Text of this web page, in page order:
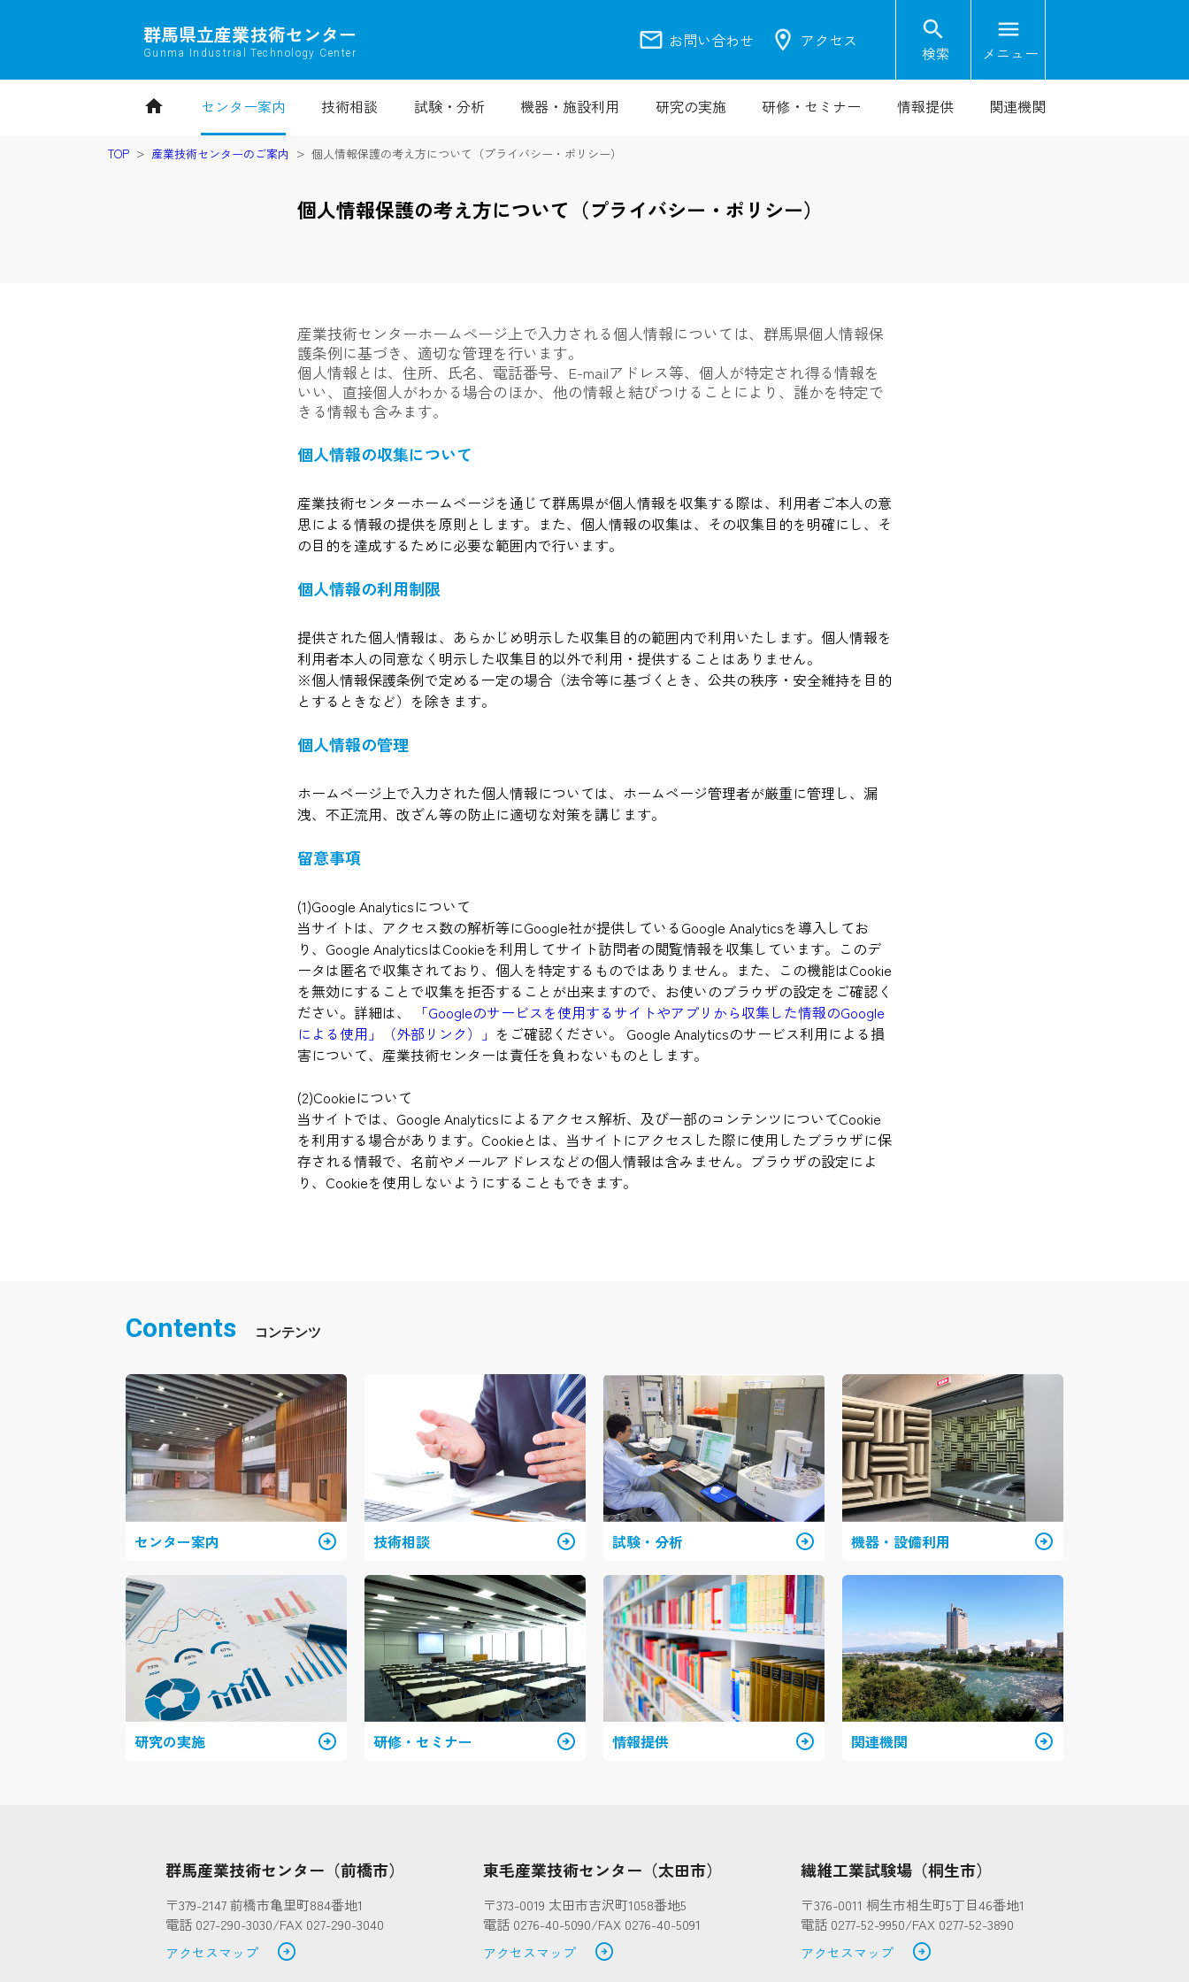
群馬県立産業技術センター
Gunma Industrial Technology Center mail お問い合わせ location_on アクセス search
検索
menu
メニュー
home センター案内 技術相談 試験・分析 機器・施設利用 研究の実施 研修・セミナー 情報提供 関連機関
TOP 産業技術センターのご案内 個人情報保護の考え方について（プライバシー・ポリシー）
個人情報保護の考え方について（プライバシー・ポリシー）
産業技術センターホームページ上で入力される個人情報については、群馬県個人情報保
護条例に基づき、適切な管理を行います。
個人情報とは、住所、氏名、電話番号、E-mailアドレス等、個人が特定され得る情報を
いい、直接個人がわかる場合のほか、他の情報と結びつけることにより、誰かを特定で
きる情報も含みます。
個人情報の収集について
産業技術センターホームページを通じて群馬県が個人情報を収集する際は、利用者ご本人の意
思による情報の提供を原則とします。また、個人情報の収集は、その収集目的を明確にし、そ
の目的を達成するために必要な範囲内で行います。
個人情報の利用制限
提供された個人情報は、あらかじめ明示した収集目的の範囲内で利用いたします。個人情報を
利用者本人の同意なく明示した収集目的以外で利用・提供することはありません。
※個人情報保護条例で定める一定の場合（法令等に基づくとき、公共の秩序・安全維持を目的
とするときなど）を除きます。
個人情報の管理
ホームページ上で入力された個人情報については、ホームページ管理者が厳重に管理し、漏
洩、不正流用、改ざん等の防止に適切な対策を講じます。
留意事項
(1)Google Analyticsについて
当サイトは、アクセス数の解析等にGoogle社が提供しているGoogle Analyticsを導入してお
り、Google AnalyticsはCookieを利用してサイト訪問者の閲覧情報を収集しています。このデ
ータは匿名で収集されており、個人を特定するものではありません。また、この機能はCookie
を無効にすることで収集を拒否することが出来ますので、お使いのブラウザの設定をご確認く
ださい。詳細は、
「Googleのサービスを使用するサイトやアプリから収集した情報のGoogle
による使用」（外部リンク）」 をご確認ください。 Google Analyticsのサービス利用による損
害について、産業技術センターは責任を負わないものとします。
(2)Cookieについて
当サイトでは、Google Analyticsによるアクセス解析、及び一部のコンテンツについてCookie
を利用する場合があります。Cookieとは、当サイトにアクセスした際に使用したブラウザに保
存される情報で、名前やメールアドレスなどの個人情報は含みません。ブラウザの設定によ
り、Cookieを使用しないようにすることもできます。
Contents
センター案内 arrow_circle_right 技術相談 arrow_circle_right 試験・分析 arrow_circle_right 機器・設備利用 arrow_circle_right
研究の実施 arrow_circle_right 研修・セミナー arrow_circle_right 情報提供 arrow_circle_right 関連機関 arrow_circle_right
群馬産業技術センター（前橋市）
〒379-2147 前橋市亀里町884番地1
電話 027-290-3030/FAX 027-290-3040
アクセスマップ
arrow_circle_right
東毛産業技術センター（太田市）
〒373-0019 太田市吉沢町1058番地5
電話 0276-40-5090/FAX 0276-40-5091
アクセスマップ
arrow_circle_right
繊維工業試験場（桐生市）
〒376-0011 桐生市相生町5丁目46番地1
電話 0277-52-9950/FAX 0277-52-3890
アクセスマップ
arrow_circle_right